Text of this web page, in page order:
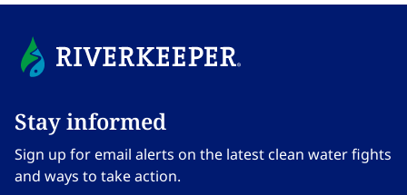
Stay informed​​​​‌ ‍ ​‍​‍‌‍ ‌ ​‍‌‍‍‌‌‍‌ ‌‍‍‌‌‍ ‍​‍​‍​ ‍‍​‍​‍‌ ​ ‌‍​‌‌‍ ‍‌‍‍‌‌ ‌​‌ ‍‌​‍ ‍‌‍‍‌‌‍ ​‍​‍​‍ ​​‍​‍‌‍‍​‌ ​‍‌‍‌‌‌‍‌‍​‍​‍​ ‍‍​‍​‍‌‍‍​‌ ‌​‌ ‌​‌ ​​‌ ​ ​ ‍‍​‍ ​‍ ‌‍​ ‌‍ ‌‌ ​ ​‍ ‍‌‍ ‌‌‍​‌‌‍‍‌‌‍ ‍​‍ ‍​ ​‍​ ​​​ ​‍​ ‌​‌ ​‍‌‍‌‌‌‍‌​‌‍‌‌‌ ​ ‌‍‍‌‌‍‌ ‌‍ ‍​‍ ‍‌ ​‍‌‍‍‌‌ ‌‍‌‍‌‌‌ ​‍‌‍‍ ‌‍‌‌‌‍‌‌‌ ​​‌‍‌‌‌ ​‍​‍ ‍‌‍ ‌ ​‍‌‍‌ ​‍ ‌‍‍‌‌‍ ‍‌ ‌​‌‍‌‌‌‍ ‍‌ ‌​​‍ ‌‍‌‌‌‍‌​‌‍‍‌‌ ‌​​‍ ‌‍ ‌‌‍ ‌‍‌​‌‍‌‌​ ‌‌ ​​‌ ​‍‌‍‌‌‌ ​ ‌‍‌‌‌‍ ‍‌ ‌​‌‍​‌‌ ‌​‌‍‍‌‌‍ ‌‍ ‍​ ‍ ‌‍‍‌‌‍‌​​ ‌‌‍‌‍‌‍ ‌‍ ‌ ‌​‌‍‌‌‌ ​‍​ ‍ ‌ ‌​‌ ‍‌‌ ​​‌‍‌‌​ ‌‌‍‌‍‌‍ ‌‍ ‌ ‌​‌‍‌‌‌ ​‍​ ‍ ‌ ​​‌‍​‌‌ ‌​‌‍‍​​ ‌‌‍ ‍‌‍‌‌‌ ‌ ‌ ​ ‌‍ ​‌‍‌‌‌ ‌​‌ ‌​‌‍‌‌‌ ​‍​‍ ‍‌ ‌​‌‍‍‌‌ ‌​‌‍ ​‌‍‌‌​ ‌‍​‍‌‍​‌‌ ​ ‌‍‌‌‌‌‌‌‌ ​‍‌‍ ​​ ‌‌‍‍​‌ ‌​‌ ‌​‌ ​​‌ ​ ​‍‌‌​ ​ ‌​​‌​‍‌‌​ ​‍‌​‌‍​‍‌‌​ ​‍‌​‌‍‌‍​ ‌‍ ‌‌ ​ ​‍ ‍‌‍ ‌‌‍​‌‌‍‍‌‌‍ ‍​‍ ‍​ ​‍​ ​​​ ​‍​ ‌​‌ ​‍‌‍‌‌‌‍‌​‌‍‌‌‌ ​ ‌‍‍‌‌‍‌ ‌‍ ‍​‍ ‍‌ ​‍‌‍‍‌‌ ‌‍‌‍‌‌‌ ​‍‌‍‍ ‌‍‌‌‌‍‌‌‌ ​​‌‍‌‌‌ ​‍​‍ ‍‌‍ ‌ ​‍‌‍‌ ​‍‌‍‌‍‍‌‌‍‌​​ ‌‌‍‌‍‌‍ ‌‍ ‌ ‌​‌‍‌‌‌ ​‍​‍‌‍‌ ‌​‌ ‍‌‌ ​​‌‍‌‌​ ‌‌‍‌‍‌‍ ‌‍ ‌ ‌​‌‍‌‌‌ ​‍​‍‌‍‌ ​​‌‍​‌‌ ‌​‌‍‍​​ ‌‌‍ ‍‌‍‌‌‌ ‌ ‌ ​ ‌‍ ​‌‍‌‌‌ ‌​‌ ‌​‌‍‌‌‌ ​‍​‍ ‍‌ ‌​‌‍‍‌‌ ‌​‌‍ ​‌‍‌‌​‍‌‍‌ ​​‌‍‌‌‌ ​‍‌ ​ ‌ ​​‌‍‌‌‌‍​ ‌ ‌​‌‍‍‌‌ ‌‍‌‍‌‌​ ‌‌ ​​‌ ‌‌‌‍​‍‌‍ ​‌‍‍‌‌ ​ ‌‍‍​‌‍‌‌‌‍‌​​‍​‍‌ ‌
Sign up for email alerts on the latest clean water fights
and ways to take action.​​​​‌ ‍ ​‍​‍‌‍ ‌ ​‍‌‍‍‌‌‍‌ ‌‍‍‌‌‍ ‍​‍​‍​ ‍‍​‍​‍‌ ​ ‌‍​‌‌‍ ‍‌‍‍‌‌ ‌​‌ ‍‌​‍ ‍‌‍‍‌‌‍ ​‍​‍​‍ ​​‍​‍‌‍‍​‌ ​‍‌‍‌‌‌‍‌‍​‍​‍​ ‍‍​‍​‍‌‍‍​‌ ‌​‌ ‌​‌ ​​‌ ​ ​ ‍‍​‍ ​‍ ‌‍​ ‌‍ ‌‌ ​ ​‍ ‍‌‍ ‌‌‍​‌‌‍‍‌‌‍ ‍​‍ ‍​ ​‍​ ​​​ ​‍​ ‌​‌ ​‍‌‍‌‌‌‍‌​‌‍‌‌‌ ​ ‌‍‍‌‌‍‌ ‌‍ ‍​‍ ‍‌ ​‍‌‍‍‌‌ ‌‍‌‍‌‌‌ ​‍‌‍‍ ‌‍‌‌‌‍‌‌‌ ​​‌‍‌‌‌ ​‍​‍ ‍‌‍ ‌ ​‍‌‍‌ ​‍ ‌‍‍‌‌‍ ‍‌ ‌​‌‍‌‌‌‍ ‍‌ ‌​​‍ ‌‍‌‌‌‍‌​‌‍‍‌‌ ‌​​‍ ‌‍ ‌‌‍ ‌‍‌​‌‍‌‌​ ‌‌ ​​‌ ​‍‌‍‌‌‌ ​ ‌‍‌‌‌‍ ‍‌ ‌​‌‍​‌‌ ‌​‌‍‍‌‌‍ ‌‍ ‍​ ‍ ‌‍‍‌‌‍‌​​ ‌‌‍‌‍‌‍ ‌‍ ‌ ‌​‌‍‌‌‌ ​‍​ ‍ ‌ ‌​‌ ‍‌‌ ​​‌‍‌‌​ ‌‌‍‌‍‌‍ ‌‍ ‌ ‌​‌‍‌‌‌ ​‍​ ‍ ‌ ​​‌‍​‌‌ ‌​‌‍‍​​ ‌‌‍ ‍‌‍‌‌‌ ‌ ‌ ​ ‌‍ ​‌‍‌‌‌ ‌​‌ ‌​‌‍‌‌‌ ​‍​‍ ‍‌‍‌​‌‍‌‌‌ ​ ‌‍​ ‌ ​‍‌‍‍‌‌ ​​‌ ‌​‌‍‍‌‌‍ ‌‍ ‍​ ‌‍​‍‌‍​‌‌ ​ ‌‍‌‌‌‌‌‌‌ ​‍‌‍ ​​ ‌‌‍‍​‌ ‌​‌ ‌​‌ ​​‌ ​ ​‍‌‌​ ​ ‌​​‌​‍‌‌​ ​‍‌​‌‍​‍‌‌​ ​‍‌​‌‍‌‍​ ‌‍ ‌‌ ​ ​‍ ‍‌‍ ‌‌‍​‌‌‍‍‌‌‍ ‍​‍ ‍​ ​‍​ ​​​ ​‍​ ‌​‌ ​‍‌‍‌‌‌‍‌​‌‍‌‌‌ ​ ‌‍‍‌‌‍‌ ‌‍ ‍​‍ ‍‌ ​‍‌‍‍‌‌ ‌‍‌‍‌‌‌ ​‍‌‍‍ ‌‍‌‌‌‍‌‌‌ ​​‌‍‌‌‌ ​‍​‍ ‍‌‍ ‌ ​‍‌‍‌ ​‍‌‍‌‍‍‌‌‍‌​​ ‌‌‍‌‍‌‍ ‌‍ ‌ ‌​‌‍‌‌‌ ​‍​‍‌‍‌ ‌​‌ ‍‌‌ ​​‌‍‌‌​ ‌‌‍‌‍‌‍ ‌‍ ‌ ‌​‌‍‌‌‌ ​‍​‍‌‍‌ ​​‌‍​‌‌ ‌​‌‍‍​​ ‌‌‍ ‍‌‍‌‌‌ ‌ ‌ ​ ‌‍ ​‌‍‌‌‌ ‌​‌ ‌​‌‍‌‌‌ ​‍​‍ ‍‌‍‌​‌‍‌‌‌ ​ ‌‍​ ‌ ​‍‌‍‍‌‌ ​​‌ ‌​‌‍‍‌‌‍ ‌‍ ‍​‍‌‍‌ ​​‌‍‌‌‌ ​‍‌ ​ ‌ ​​‌‍‌‌‌‍​ ‌ ‌​‌‍‍‌‌ ‌‍‌‍‌‌​ ‌‌ ​​‌ ‌‌‌‍​‍‌‍ ​‌‍‍‌‌ ​ ‌‍‍​‌‍‌‌‌‍‌​​‍​‍‌ ‌